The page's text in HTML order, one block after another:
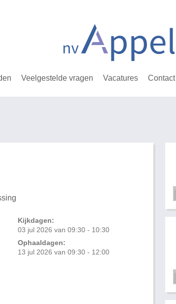
Veelgestelde vragen Vacatures Contact
Kijkdagen:
03 jul 2026 van 09:30 - 10:30
Ophaaldagen:
13 jul 2026 van 09:30 - 12:00